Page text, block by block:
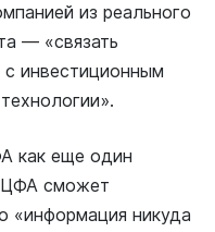
из реального
— «связать
инвестиционным
как еще один
ЦФА сможет
«информация никуда